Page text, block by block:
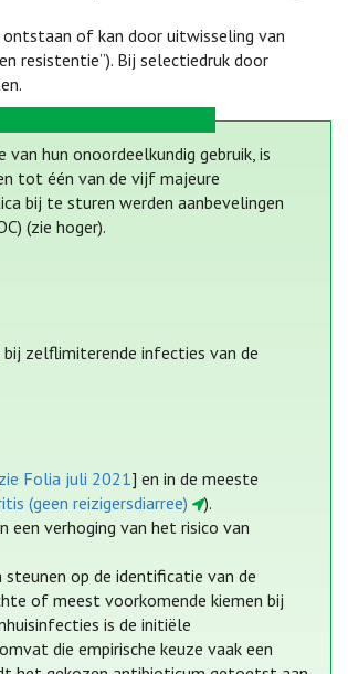
of kan door uitwisseling van
resistentie”). Bij selectiedruk door
hun onoordeelkundig gebruik, is
tot één van de vijf majeure
bij te sturen werden aanbevelingen
(zie hoger).
zelflimiterende infecties van de
zie Folia juli 2021] en in de meeste
(geen reizigersdiarree)
).
verhoging van het risico van
op de identificatie van de
of meest voorkomende kiemen bij
is de initiële
die empirische keuze vaak een